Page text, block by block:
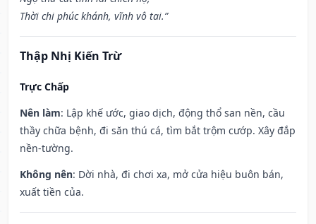
Thời chi phúc khánh, vĩnh vô tai.”
Thập Nhị Kiến Trừ
Trực Chấp
Nên làm: Lập khế ước, giao dịch, động thổ san nền, cầu
thầy chữa bệnh, đi săn thú cá, tìm bắt trộm cướp. Xây đắp
nền-tường.
Không nên: Dời nhà, đi chơi xa, mở cửa hiệu buôn bán,
xuất tiền của.